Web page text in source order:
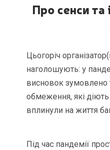
Про сенси
Цьогоріч
наголошують: у
висновок зумовлено
обмеження, які
вплинули на життя
Під час пандемії